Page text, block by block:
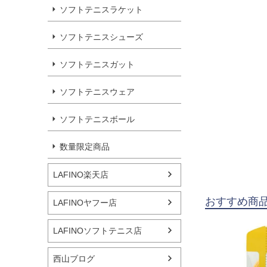
ソフトテニスラケット
ソフトテニスシューズ
ソフトテニスガット
ソフトテニスウェア
ソフトテニスボール
数量限定商品
LAFINO楽天店
LAFINOヤフー店
LAFINOソフトテニス店
西山ブログ
おすすめ商